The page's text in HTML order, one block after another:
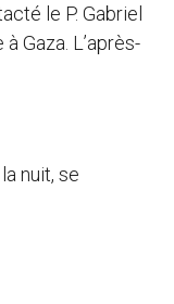
le P. Gabriel
Gaza. L’après-
nuit, se